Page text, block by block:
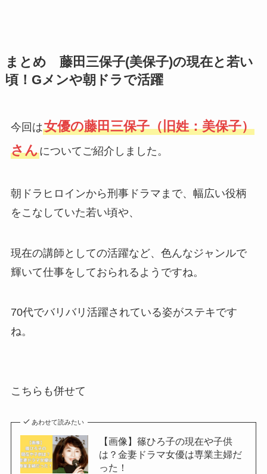
まとめ 藤田三保子(美保子)の現在と若い
頃！Gメンや朝ドラで活躍
今回は女優の藤田三保子（旧姓：美保子）
さんについてご紹介しました。
朝ドラヒロインから刑事ドラマまで、幅広い役柄
をこなしていた若い頃や、
現在の講師としての活躍など、色んなジャンルで
輝いて仕事をしておられるようですね。
70代でバリバリ活躍されている姿がステキです
ね。
こちらも併せて
あわせて読みたい
【画像】篠ひろ子の現在や子供
は？金妻ドラマ女優は専業主婦だ
った！